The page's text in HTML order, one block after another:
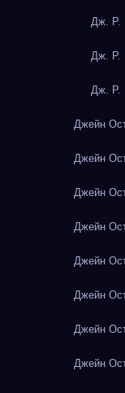
Дж. Р.
Дж. Р.
Дж. Р.
Джейн
Джейн
Джейн
Джейн
Джейн
Джейн
Джейн
Джейн